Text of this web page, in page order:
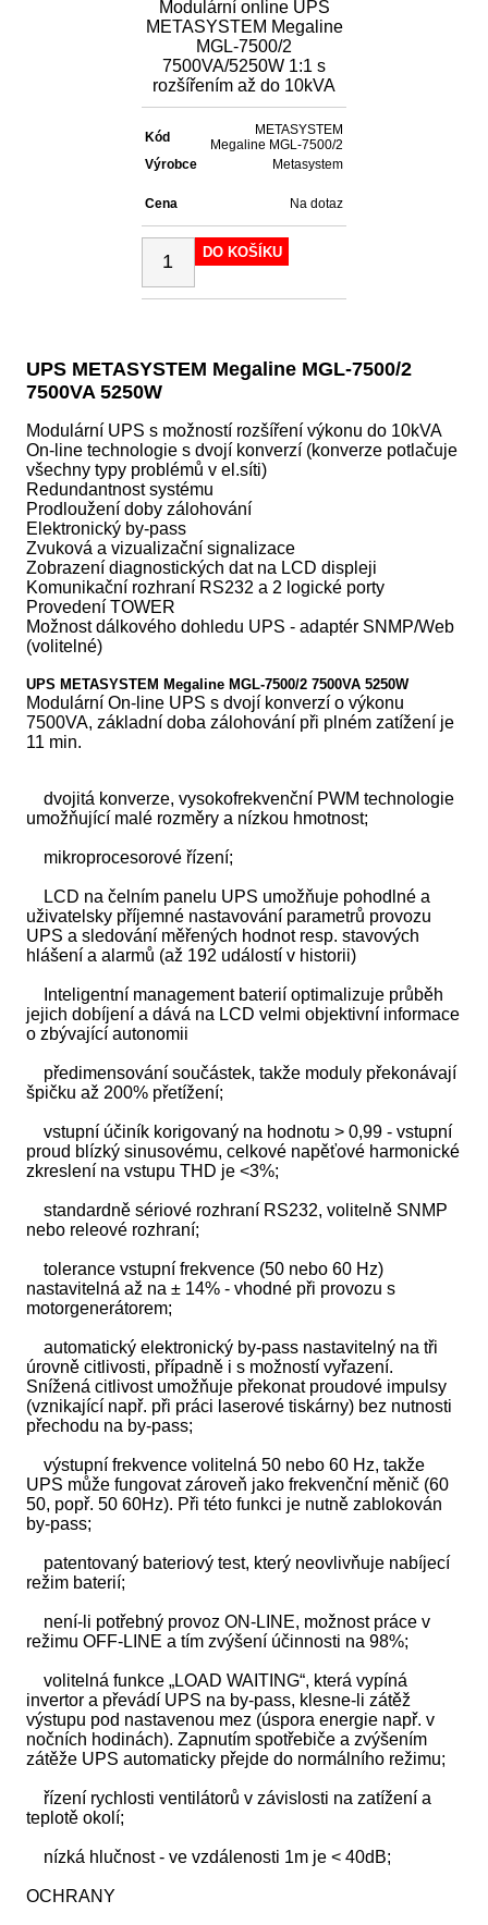
Modulární online UPS
METASYSTEM Megaline
MGL-7500/2
7500VA/5250W 1:1 s
rozšířením až do 10kVA
Kód
METASYSTEM
Megaline MGL-7500/2
Výrobce
Metasystem
Cena Na dotaz
DO KOŠÍKU
UPS METASYSTEM Megaline MGL-7500/2
7500VA 5250W
Modulární UPS s možností rozšíření výkonu do 10kVA
On-line technologie s dvojí konverzí (konverze potlačuje
všechny typy problémů v el.síti)
Redundantnost systému
Prodloužení doby zálohování
Elektronický by-pass
Zvuková a vizualizační signalizace
Zobrazení diagnostických dat na LCD displeji
Komunikační rozhraní RS232 a 2 logické porty
Provedení TOWER
Možnost dálkového dohledu UPS - adaptér SNMP/Web
(volitelné)
UPS METASYSTEM Megaline MGL-7500/2 7500VA 5250W
Modulární On-line UPS s dvojí konverzí o výkonu
7500VA, základní doba zálohování při plném zatížení je
11 min.
dvojitá konverze, vysokofrekvenční PWM technologie
umožňující malé rozměry a nízkou hmotnost;
mikroprocesorové řízení;
LCD na čelním panelu UPS umožňuje pohodlné a
uživatelsky příjemné nastavování parametrů provozu
UPS a sledování měřených hodnot resp. stavových
hlášení a alarmů (až 192 událostí v historii)
Inteligentní management baterií optimalizuje průběh
jejich dobíjení a dává na LCD velmi objektivní informace
o zbývající autonomii
předimensování součástek, takže moduly překonávají
špičku až 200% přetížení;
vstupní účiník korigovaný na hodnotu > 0,99 - vstupní
proud blízký sinusovému, celkové napěťové harmonické
zkreslení na vstupu THD je <3%;
standardně sériové rozhraní RS232, volitelně SNMP
nebo releové rozhraní;
tolerance vstupní frekvence (50 nebo 60 Hz)
nastavitelná až na ± 14% - vhodné při provozu s
motorgenerátorem;
automatický elektronický by-pass nastavitelný na tři
úrovně citlivosti, případně i s možností vyřazení.
Snížená citlivost umožňuje překonat proudové impulsy
(vznikající např. při práci laserové tiskárny) bez nutnosti
přechodu na by-pass;
výstupní frekvence volitelná 50 nebo 60 Hz, takže
UPS může fungovat zároveň jako frekvenční měnič (60
50, popř. 50 60Hz). Při této funkci je nutně zablokován
by-pass;
patentovaný bateriový test, který neovlivňuje nabíjecí
režim baterií;
není-li potřebný provoz ON-LINE, možnost práce v
režimu OFF-LINE a tím zvýšení účinnosti na 98%;
volitelná funkce „LOAD WAITING“, která vypíná
invertor a převádí UPS na by-pass, klesne-li zátěž
výstupu pod nastavenou mez (úspora energie např. v
nočních hodinách). Zapnutím spotřebiče a zvýšením
zátěže UPS automaticky přejde do normálního režimu;
řízení rychlosti ventilátorů v závislosti na zatížení a
teplotě okolí;
nízká hlučnost - ve vzdálenosti 1m je < 40dB;
OCHRANY